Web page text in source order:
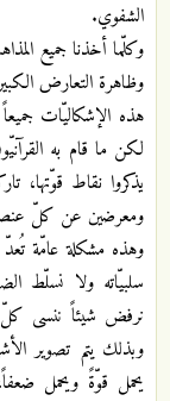
الشفوي.
وكلّما أخذنا جميع
وظاهرة التعارض
هذه الإشكاليّات
لكن ما قام به
يذكروا نقاط قوّتها،
ومعرضين عن كلّ عنصر
وهذه مشكلة عامّة تُعدّ
سلبيّاته ولا نسلّط
نرفض شيئاً ننسى كلّ
وبذلك يتم تصوير
يحمل قوّةً ويحمل